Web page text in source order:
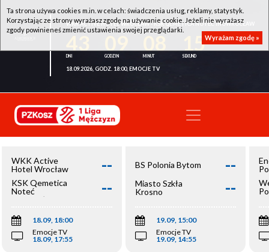
WKK ACTIVE HOTEL WROCŁAW - KSK QEMETICA NOTEĆ INOWROCŁAW
15
18.09.2026, GODZ. 18:00, EMOCJE TV
WKK Active
Hotel Wrocław
--
KSK Qemetica
Noteć
Inowrocław
--
18.09, 18:00
Emocje TV
18.09, 17:55
BS Polonia Bytom --
Miasto Szkła
Krosno
--
19.09, 15:00
Emocje TV
19.09, 14:55
Ta strona używa cookies m.in. w celach: świadczenia usług, reklamy, statystyk.
Korzystając ze strony wyrażasz zgodę na używanie cookie. Jeżeli nie wyrażasz
zgody powinieneś zmienić ustawienia swojej przeglądarki.
Wyrażam zgodę »